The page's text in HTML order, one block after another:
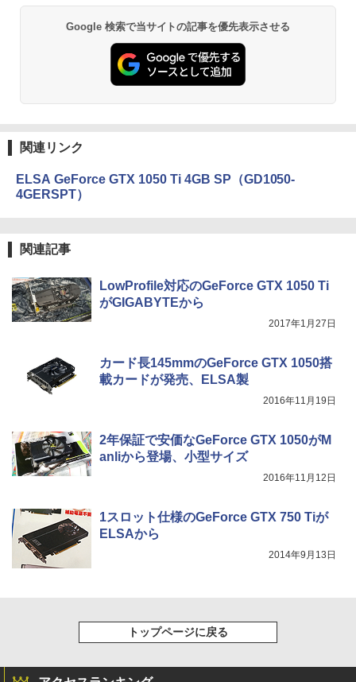
Google 検索で当サイトの記事を優先表示させる
関連リンク
ELSA GeForce GTX 1050 Ti 4GB SP（GD1050-
4GERSPT）
関連記事
LowProfile対応のGeForce GTX 1050 Ti
がGIGABYTEから
2017年1月27日
カード長145mmのGeForce GTX 1050搭
載カードが発売、ELSA製
2016年11月19日
2年保証で安価なGeForce GTX 1050がM
anliから登場、小型サイズ
2016年11月12日
1スロット仕様のGeForce GTX 750 Tiが
ELSAから
2014年9月13日
トップページに戻る